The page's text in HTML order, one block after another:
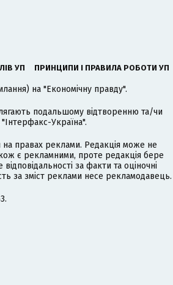
УП ПРИНЦИПИ І ПРАВИЛА РОБОТИ УП
на "Економічну правду".
подальшому відтворенню та/чи
Україна".
правах реклами. Редакція може не
є рекламними, проте редакція бере
за факти та оціночні
за зміст реклами несе рекламодавець.